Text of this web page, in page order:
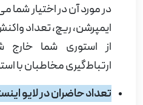
در مورد آن در اختیار
ایمپرشن، ریچ، تعداد
از استوری شما خارج
ارتباط‌گیری مخاطبان با
تعداد حاضران در لایو